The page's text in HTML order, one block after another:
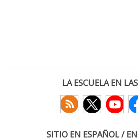
LA ESCUELA EN
SITIO EN ESPAÑOL /